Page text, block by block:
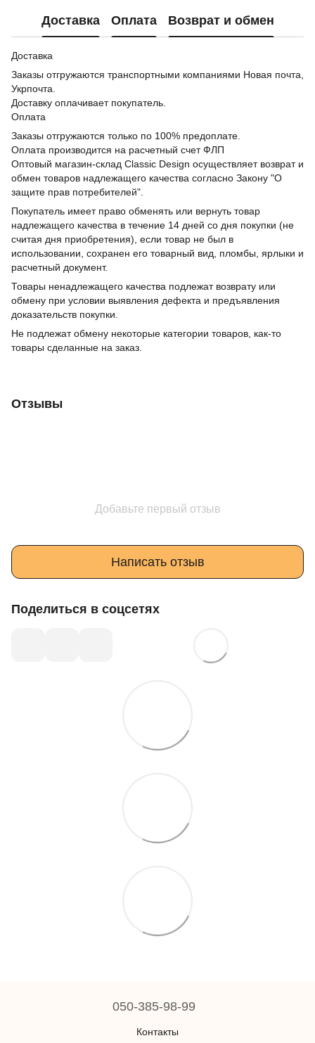
Доставка Оплата Возврат и обмен
Доставка
Заказы отгружаются транспортными компаниями Новая почта,
Укрпочта.
Доставку оплачивает покупатель.
Оплата
Заказы отгружаются только по 100% предоплате.
Оплата производится на расчетный счет ФЛП
Оптовый магазин-склад Classic Design осуществляет возврат и
обмен товаров надлежащего качества согласно Закону "О
защите прав потребителей".
Покупатель имеет право обменять или вернуть товар
надлежащего качества в течение 14 дней со дня покупки (не
считая дня приобретения), если товар не был в
использовании, сохранен его товарный вид, пломбы, ярлыки и
расчетный документ.
Товары ненадлежащего качества подлежат возврату или
обмену при условии выявления дефекта и предъявления
доказательств покупки.
Не подлежат обмену некоторые категории товаров, как-то
товары сделанные на заказ.
Отзывы
Добавьте первый отзыв
Написать отзыв
Поделиться в соцсетях
050-385-98-99
Контакты